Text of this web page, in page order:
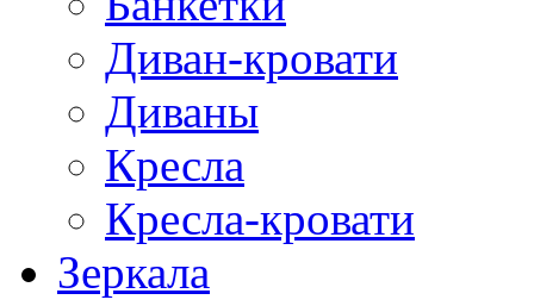
Диван-кровати
Диваны
Кресла
Кресла-кровати
Зеркала